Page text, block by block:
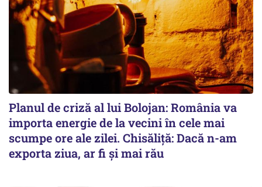
Planul de criză al lui Bolojan: România va
importa energie de la vecini în cele mai
scumpe ore ale zilei. Chisăliță: Dacă n-am
exporta ziua, ar fi și mai rău